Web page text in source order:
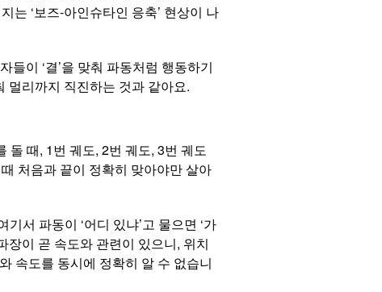
는 ‘보즈-아인슈타인 응축’ 현상이 나
이 ‘결’을 맞춰 파동처럼 행동하기
멀리까지 직진하는 것과 같아요.
돌 때, 1번 궤도, 2번 궤도, 3번 궤도
처음과 끝이 정확히 맞아야만 살아
서 파동이 ‘어디 있냐’고 물으면 ‘가
장이 곧 속도와 관련이 있으니, 위치
속도를 동시에 정확히 알 수 없습니